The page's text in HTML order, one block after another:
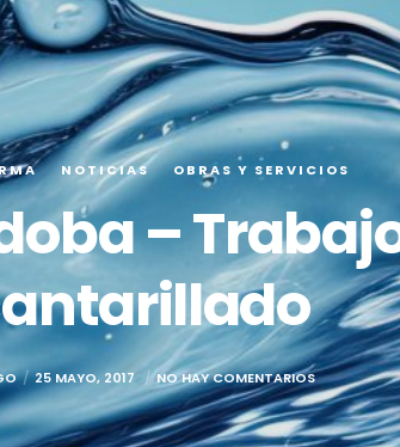
NOTICIAS OBRAS Y SERVICIOS
–
25 MAYO, 2017 NO HAY COMENTARIOS